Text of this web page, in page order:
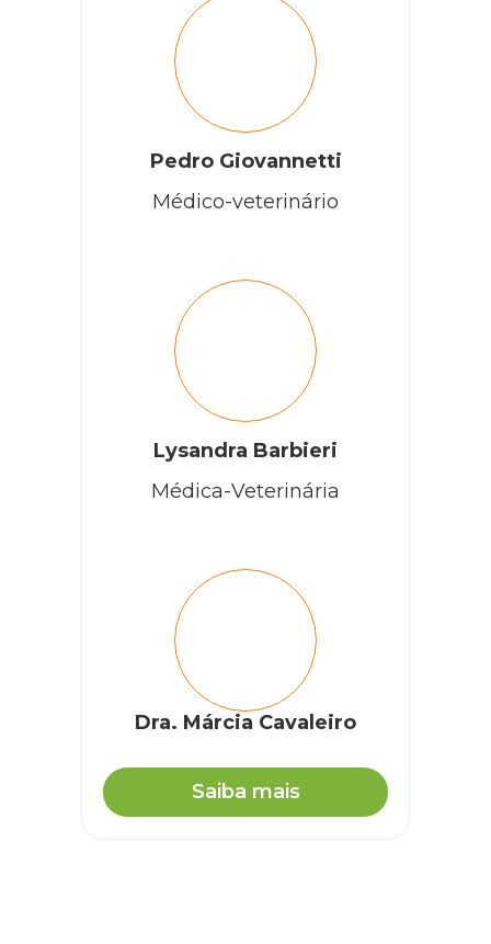
Pedro Giovannetti
Médico-veterinário
Lysandra Barbieri
Médica-Veterinária
Dra. Márcia Cavaleiro
Saiba mais